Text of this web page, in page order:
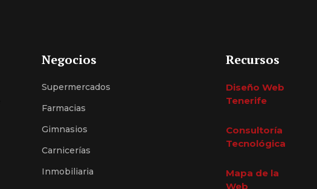
Negocios
Supermercados
Farmacias
Gimnasios
Carnicerías
Inmobiliaria
Recursos
Diseño Web
Tenerife
Consultoría
Tecnológica
Mapa de la
Web